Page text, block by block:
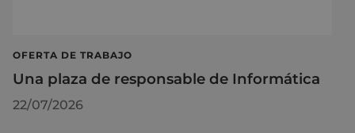
OFERTA DE TRABAJO
Una plaza de responsable de Informática
22/07/2026